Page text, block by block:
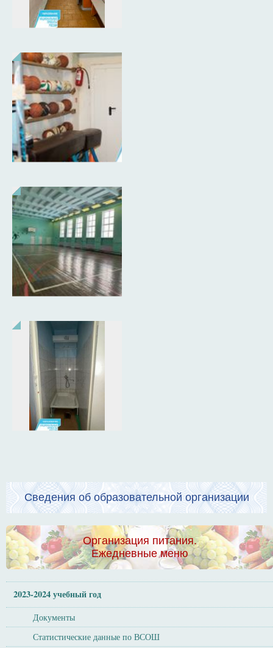
Сведения об образовательной организации
Организация питания.
Ежедневные меню
2023-2024 учебный год
Документы
Статистические данные по ВСОШ